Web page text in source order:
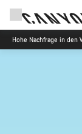
Jetzt